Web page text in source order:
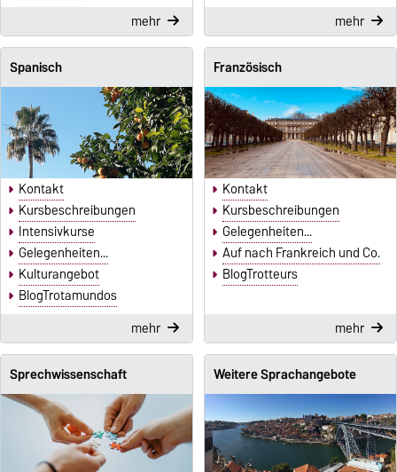
mehr
mehr
Spanisch
Kontakt
Kursbeschreibungen
Intensivkurse
Gelegenheiten...
Kulturangebot
BlogTrotamundos
mehr
Französisch
Kontakt
Kursbeschreibungen
Gelegenheiten...
Auf nach Frankreich und Co.
BlogTrotteurs
mehr
Sprechwissenschaft Weitere Sprachangebote